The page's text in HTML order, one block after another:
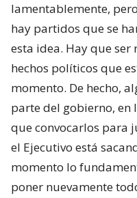
lamentablemente,
hay partidos que se
esta idea. Hay que
hechos políticos que
momento. De hecho,
parte del gobierno, en
que convocarlos para
el Ejecutivo está
momento lo
poner nuevamente